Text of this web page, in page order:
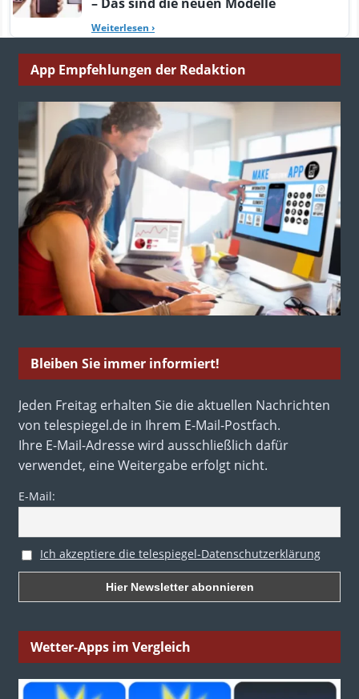
Weiterlesen ›
App Empfehlungen der Redaktion
Bleiben Sie immer informiert!
Jeden Freitag erhalten Sie die aktuellen Nachrichten
von telespiegel.de in Ihrem E-Mail-Postfach.
Ihre E-Mail-Adresse wird ausschließlich dafür
verwendet, eine Weitergabe erfolgt nicht.
E-Mail:
Ich akzeptiere die telespiegel-Datenschutzerklärung
Wetter-Apps im Vergleich